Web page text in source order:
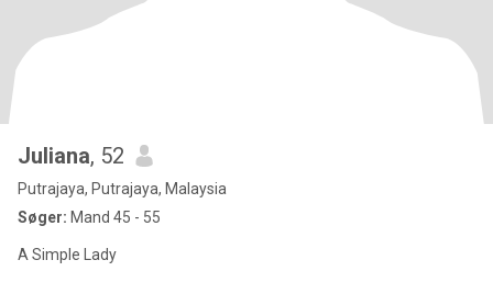
Juliana, 52
Putrajaya, Putrajaya, Malaysia
Søger: Mand 45 - 55
A Simple Lady